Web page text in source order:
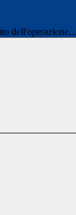
dell'operazione...